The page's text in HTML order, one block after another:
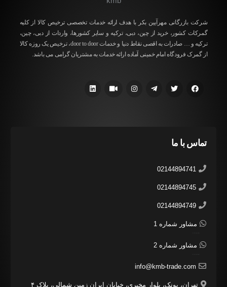
شرکت بازرگانی مهرآیین بکر با هدف ارائه خدمات تخصصی ترخیص کالا از کلیه
گمرکات کشور، خرید از چین، دبی، ترکیه و سایر کشورها، واردات از دبی، چین،
ترکیه و … صادرات به اقصی نقاط دنیا و خدمات ‌door to door، ترخیص یک روزه کالا
از گمرک فرودگاه امام خمینی آماده ارائه خدمات به مشتریان گرامی می باشد.
تماس با ما
02144894741
02144894745
02144894749
مشاور شماره 1
مشاور شماره 2
info@kmb-trade.com
تهران، پونک، بلوار مخبری، خیابان ایران زمین شمالی، پلاک ۴